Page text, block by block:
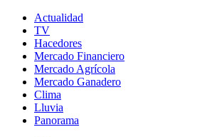
Actualidad
TV
Hacedores
Mercado Financiero
Mercado Agrícola
Mercado Ganadero
Clima
Lluvia
Panorama